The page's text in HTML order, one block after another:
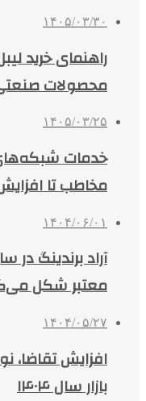
۱۴۰۵/۰۳/۳۰
راهنمای خرید
محصولات
۱۴۰۵/۰۳/۲۵
مخاطب تا
۱۴۰۴/۰۶/۰۱
معتبر شکل
۱۴۰۴/۰۵/۲۷
افزایش
بازار سال ۱۴۰۴